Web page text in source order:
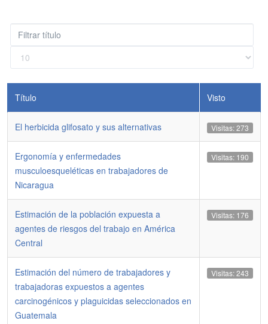
Filtrar
título
Cantidad
a
mostrar
Título
Visto
El herbicida glifosato y sus alternativas Visitas: 273
Ergonomía y enfermedades
musculoesqueléticas en trabajadores de
Nicaragua
Visitas: 190
Estimación de la población expuesta a
agentes de riesgos del trabajo en América
Central
Visitas: 176
Estimación del número de trabajadores y
trabajadoras expuestos a agentes
carcinogénicos y plaguicidas seleccionados en
Guatemala
Visitas: 243